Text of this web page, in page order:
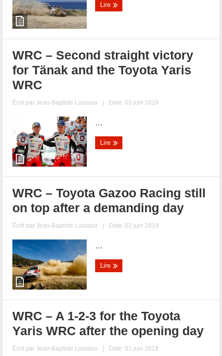
Lire
WRC – Second straight victory
for Tänak and the Toyota Yaris
WRC
Écrit parJean-Baptiste Lassaux | Date: 03 juin 2019
...
Lire
WRC – Toyota Gazoo Racing still
on top after a demanding day
Écrit parJean-Baptiste Lassaux | Date: 02 juin 2019
...
Lire
WRC – A 1-2-3 for the Toyota
Yaris WRC after the opening day
Écrit parJean-Baptiste Lassaux | Date: 01 juin 2019